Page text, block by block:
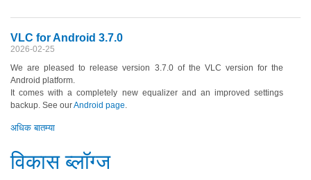
VLC for Android 3.7.0
2026-02-25
We are pleased to release version 3.7.0 of the VLC version for the
Android platform.
It comes with a completely new equalizer and an improved settings
backup. See ourAndroid page.
अधिक बातम्या
विकास ब्लॉग्ज